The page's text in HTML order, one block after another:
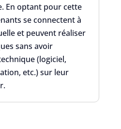
En optant pour cette
se connectent à
et peuvent réaliser
sans avoir
(logiciel,
etc.) sur leur